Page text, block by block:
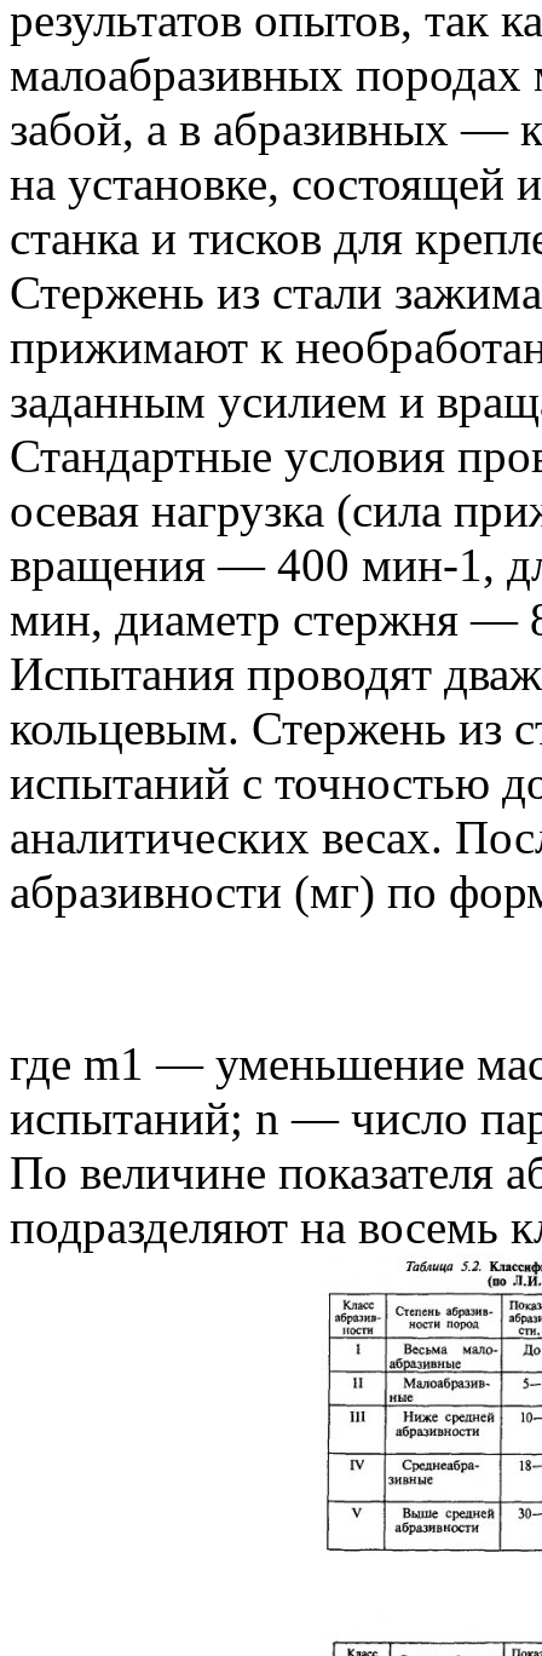
результатов опытов, так
малоабразивных
забой, а в абразивных —
на установке, состоящей
станка и тисков для
Стержень из стали
прижимают к
заданным усилием и
Стандартные условия
осевая нагрузка (сила
вращения — 400 мин-1,
мин, диаметр стержня
Испытания проводят
кольцевым. Стержень из
испытаний с точностью
аналитических весах.
абразивности (мг) по
где m1 — уменьшение
испытаний; n — число
По величине показателя
подразделяют на восемь